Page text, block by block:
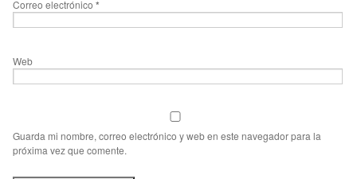
Correo electrónico *
Web
Guarda mi nombre, correo electrónico y web en este navegador para la
próxima vez que comente.